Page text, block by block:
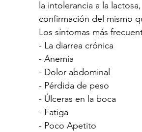
la intolerancia a la
confirmación del mismo
Los síntomas más
- La diarrea crónica
- Anemia
- Dolor abdominal
- Pérdida de peso
- Úlceras en la boca
- Fatiga
- Poco Apetito